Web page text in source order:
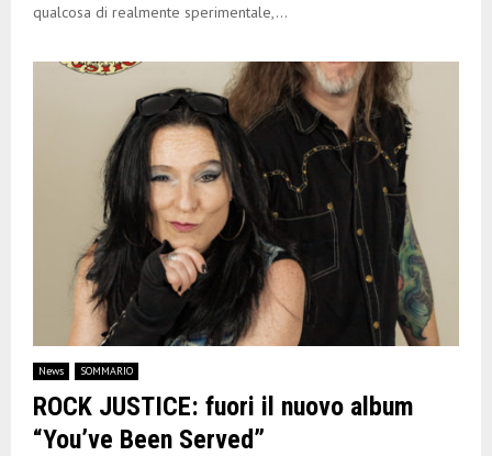
qualcosa di realmente sperimentale,...
News SOMMARIO
ROCK JUSTICE: fuori il nuovo album
“You’ve Been Served”